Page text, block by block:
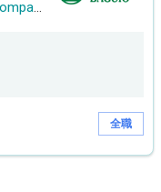
Baguio Cleaning Services Company Limited
全職